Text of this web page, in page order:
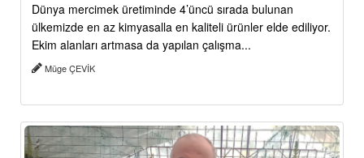
Dünya mercimek üretiminde 4’üncü sırada bulunan
ülkemizde en az kimyasalla en kaliteli ürünler elde ediliyor.
Ekim alanları artmasa da yapılan çalışma...
Müge ÇEVİK